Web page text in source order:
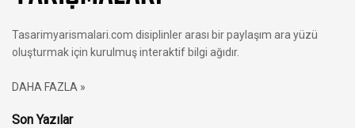
Tasarimyarismalari.com disiplinler arası bir paylaşım ara yüzü
oluşturmak için kurulmuş interaktif bilgi ağıdır.
DAHA FAZLA »
Son Yazılar